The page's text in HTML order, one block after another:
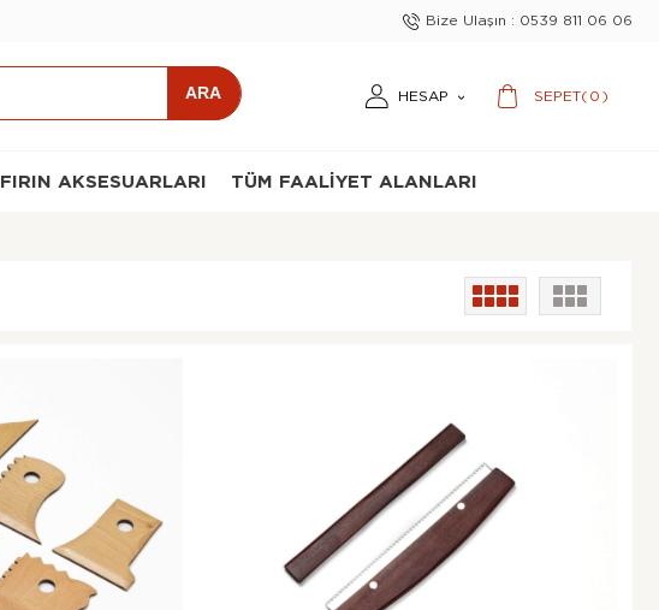
Bize Ulaşın : 0539 811 06 06
SEPET( 0 )
HESAP
FIRIN AKSESUARLARI TÜM FAALIYET ALANLARI